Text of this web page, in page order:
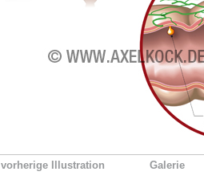
vorherige Illustration Galerie